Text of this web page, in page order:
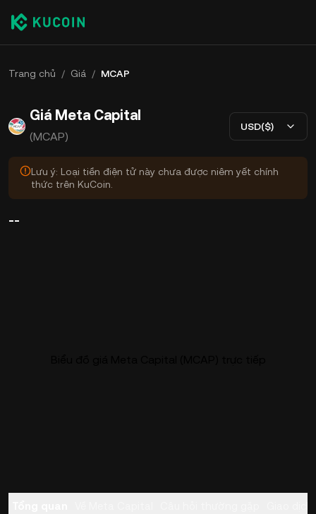
Trang chủ / Giá / MCAP
Giá Meta Capital
(MCAP)
USD($)
Lưu ý: Loại tiền điện tử này chưa được niêm yết chính
thức trên KuCoin.
--